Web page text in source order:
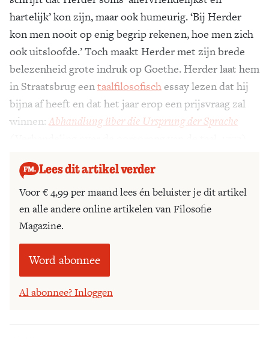
hartelijk’ kon zijn, maar ook humeurig. ‘Bij Herder
kon men nooit op enig begrip rekenen, hoe men zich
ook uitsloofde.’ Toch maakt Herder met zijn brede
belezenheid grote indruk op Goethe. Herder laat hem
in Straatsbrug eentaalfilosofischessay lezen dat hij
bijna af heeft en dat het jaar erop een prijsvraag zal
winnen: Abhandlung über die Ursprung der Sprache
Lees dit artikel verder
Voor € 4,99 per maand lees én beluister je dit artikel
en alle andere online artikelen van Filosofie
Magazine.
Word abonnee
Al abonnee? Inloggen